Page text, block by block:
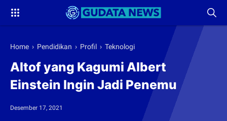
Home › Pendidikan › Profil › Teknologi
Altof yang Kagumi Albert
Einstein Ingin Jadi Penemu
Desember 17, 2021